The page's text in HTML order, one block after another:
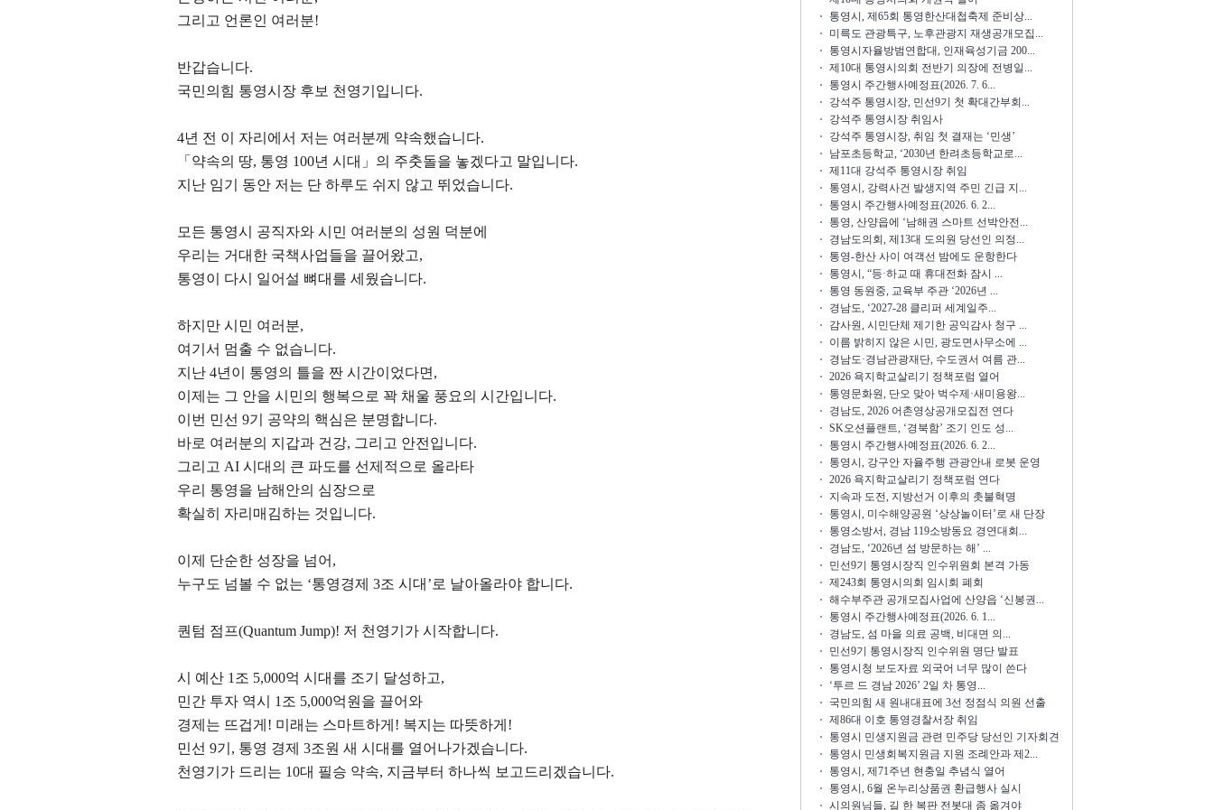
그리고 언론인 여러분!
반갑습니다.
국민의힘 통영시장 후보 천영기입니다.
4년 전 이 자리에서 저는 여러분께 약속했습니다.
「 약속의 땅, 통영 100년 시대 」 의 주춧돌을 놓겠다고 말입니다.
지난 임기 동안 저는 단 하루도 쉬지 않고 뛰었습니다.
모든 통영시 공직자와 시민 여러분의 성원 덕분에
우리는 거대한 국책사업들을 끌어왔고,
통영이 다시 일어설 뼈대를 세웠습니다.
하지만 시민 여러분,
여기서 멈출 수 없습니다.
지난 4년이 통영의 틀을 짠 시간이었다면 ,
이제는 그 안을 시민의 행복으로 꽉 채울 풍요의 시간입니다.
이번 민선 9기 공약의 핵심은 분명합니다.
바로 여러분의 지갑과 건강, 그리고 안전입니다.
그리고 AI 시대의 큰 파도를 선제적으로 올라타
우리 통영을 남해안의 심장으로
확실히 자리매김하는 것입니다.
이제 단순한 성장을 넘어 ,
누구도 넘볼 수 없는 ‘통영경제 3조 시대 ’ 로 날아올라야 합니다.
퀀텀 점프(Quantum Jump)! 저 천영기가 시작합니다.
시 예산 1 조 5,000억 시대를 조기 달성하고,
민간 투자 역시 1 조 5,000억원을 끌어와
경제는 뜨겁게 ! 미래는 스마트하게 ! 복지는 따뜻하게 !
민선 9기 , 통영 경제 3조원 새 시대를 열어나가겠습니다.
천영기가 드리는 10대 필승 약속, 지금부터 하나씩 보고드리겠습니다.
통영시, 제65회 통영한산대첩축제 준비상...
미륵도 관광특구, 노후관광지 재생공개모집...
통영시자율방범연합대, 인재육성기금 200...
제10대 통영시의회 전반기 의장에 전병일...
통영시 주간행사예정표(2026. 7. 6...
강석주 통영시장, 민선9기 첫 확대간부회...
강석주 통영시장 취임사
강석주 통영시장, 취임 첫 결재는 ‘민생’
남포초등학교, ‘2030년 한려초등학교로...
제11대 강석주 통영시장 취임
통영시, 강력사건 발생지역 주민 긴급 지...
통영시 주간행사예정표(2026. 6. 2...
통영, 산양읍에 ‘남해권 스마트 선박안전...
경남도의회, 제13대 도의원 당선인 의정...
통영-한산 사이 여객선 밤에도 운항한다
통영시, “등·하교 때 휴대전화 잠시 ...
통영 동원중, 교육부 주관 ‘2026년 ...
경남도, ‘2027-28 클리퍼 세계일주...
감사원, 시민단체 제기한 공익감사 청구 ...
이름 밝히지 않은 시민, 광도면사무소에 ...
경남도·경남관광재단, 수도권서 여름 관...
2026 욕지학교살리기 정책포럼 열어
통영문화원, 단오 맞아 벅수제·새미용왕...
경남도, 2026 어촌영상공개모집전 연다
SK오션플랜트, ‘경북함’ 조기 인도 성...
통영시 주간행사예정표(2026. 6. 2...
통영시, 강구안 자율주행 관광안내 로봇 운영
2026 욕지학교살리기 정책포럼 연다
지속과 도전, 지방선거 이후의 촛불혁명
통영시, 미수해양공원 ‘상상놀이터’로 새 단장
통영소방서, 경남 119소방동요 경연대회...
경남도, ‘2026년 섬 방문하는 해’ ...
민선9기 통영시장직 인수위원회 본격 가동
제243회 통영시의회 임시회 폐회
해수부주관 공개모집사업에 산양읍 ‘신봉권...
통영시 주간행사예정표(2026. 6. 1...
경남도, 섬 마을 의료 공백, 비대면 의...
민선9기 통영시장직 인수위원 명단 발표
통영시청 보도자료 외국어 너무 많이 쓴다
‘투르 드 경남 2026’ 2일 차 통영...
국민의힘 새 원내대표에 3선 정점식 의원 선출
제86대 이호 통영경찰서장 취임
통영시 민생지원금 관련 민주당 당선인 기자회견
통영시 민생회복지원금 지원 조례안과 제2...
통영시, 제71주년 현충일 추념식 열어
통영시, 6월 온누리상품권 환급행사 실시
시의원님들, 길 한 복판 전봇대 좀 옮겨야